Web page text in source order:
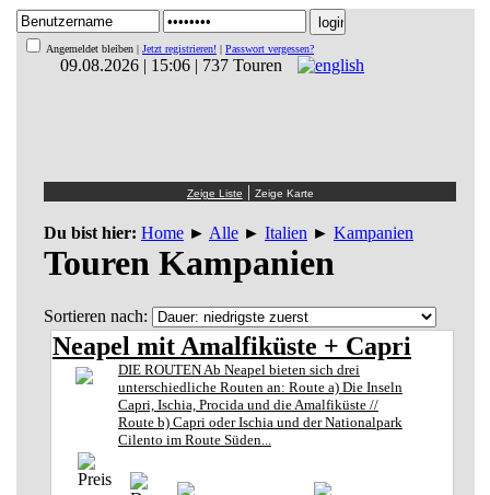
Angemeldet bleiben | Jetzt registrieren! | Passwort vergessen?
09.08.2026 | 15:06 | 737 Touren
|
Du bist hier: Home► Alle► Italien ► Kampanien
Touren Kampanien
Sortieren nach:
Neapel mit Amalfiküste + Capri
DIE ROUTEN Ab Neapel bieten sich drei
unterschiedliche Routen an: Route a) Die Inseln
Capri, Ischia, Procida und die Amalfiküste //
Route b) Capri oder Ischia und der Nationalpark
Cilento im Route Süden...